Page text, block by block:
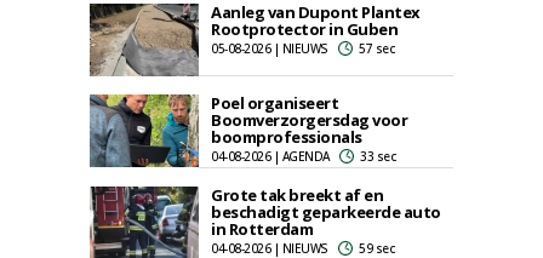
Aanleg van Dupont Plantex
Rootprotector in Guben
05-08-2026 | NIEUWS 57 sec
Poel organiseert
Boomverzorgersdag voor
boomprofessionals
04-08-2026 | AGENDA 33 sec
Grote tak breekt af en
beschadigt geparkeerde auto
in Rotterdam
04-08-2026 | NIEUWS 59 sec